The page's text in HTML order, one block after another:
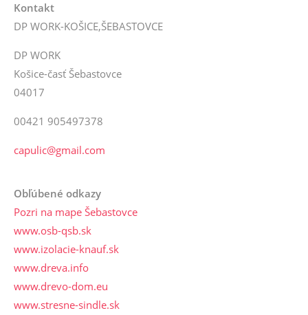
Kontakt
DP WORK-KOŠICE,ŠEBASTOVCE
DP WORK
Košice-časť Šebastovce
04017
00421 905497378
capulic@gmail.com
Obľúbené odkazy
Pozri na mape Šebastovce
www.osb-qsb.sk
www.izolacie-knauf.sk
www.dreva.info
www.drevo-dom.eu
www.stresne-sindle.sk